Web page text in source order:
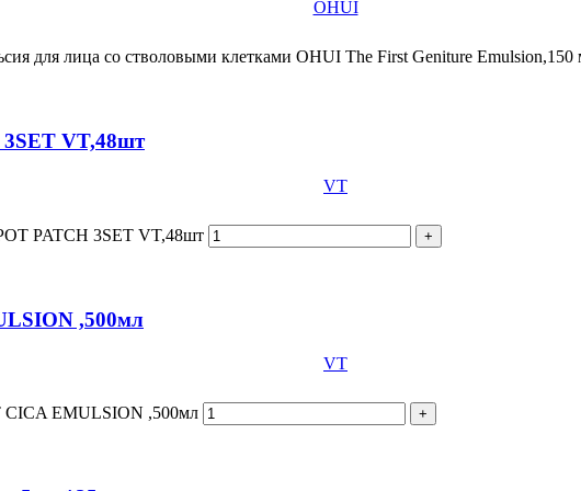
OHUI
для лица со стволовыми клетками OHUI The First Geniture Emulsion,150
3SET VT,48шт
VT
PATCH 3SET VT,48шт
,500мл
VT
CICA EMULSION ,500мл